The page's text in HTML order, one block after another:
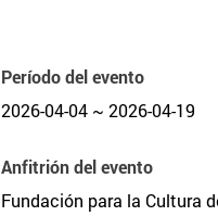
Período del evento
2026-04-04 ~ 2026-04-19
Anfitrión del evento
Fundación para la Cultura